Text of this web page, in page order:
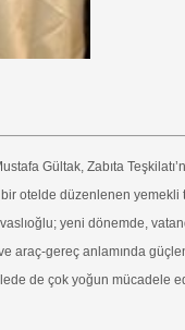
Gültak, Zabıta
otelde düzenlenen yemekli
yeni dönemde,
araç-gereç anlamında
de çok yoğun mücadele